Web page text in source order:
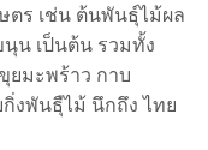
ตร เช่น ต้นพันธุ์ไม้ผล
น เป็นต้น รวมทั้ง
ยมะพร้าว กาบ
งพันธุืไม้ นึกถึง ไทย